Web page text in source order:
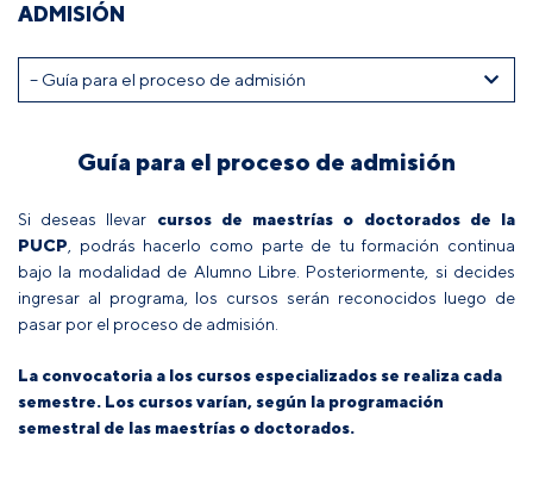
ADMISIÓN
Guía para el proceso de admisión
Si deseas llevar cursos de maestrías o doctorados de la
PUCP , podrás hacerlo como parte de tu formación continua
bajo la modalidad de Alumno Libre. Posteriormente, si decides
ingresar al programa, los cursos serán reconocidos luego de
pasar por el proceso de admisión.
La convocatoria a los cursos especializados se realiza cada
semestre. Los cursos varían, según la programación
semestral de las maestrías o doctorados.